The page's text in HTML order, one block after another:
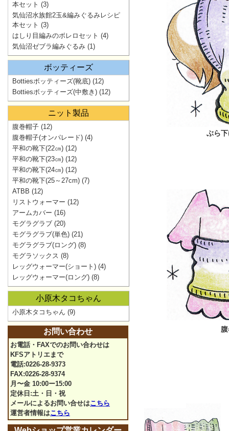
ぶら
本セット (3)
気仙沼水族館2玉&編みぐるみレシピ
本セット (3)
はしり目編みのボレロセット (4)
気仙沼ゼブラ編みぐるみ (1)
ボッティーズ
Bottiesボッティーズ(靴底) (12)
Bottiesボッティーズ(中敷き) (12)
ニット製品
腹巻帽子 (12)
腹巻帽子(オンパレード) (4)
平和の靴下(22㎝) (12)
平和の靴下(23㎝) (12)
平和の靴下(24㎝) (12)
平和の靴下(25～27cm) (7)
ATBB (12)
リストウォーマー (12)
アームカバー (16)
モグラグラブ (20)
モグラグラブ(単色) (21)
モグラグラブ(ロング) (8)
モグラソックス (8)
レッグウォーマー(ショート) (4)
レッグウォーマー(ロング) (8)
小原木タコちゃん
小原木タコちゃん (9)
お問い合わせ
お電話・FAXでのお問い合わせは
KFSアトリエまで
電話:0226-28-9373
FAX:0226-28-9374
月〜金 10:00ー15:00
定休日:土・日・祝
メールによるお問い合せはこちら
運営者情報はこちら